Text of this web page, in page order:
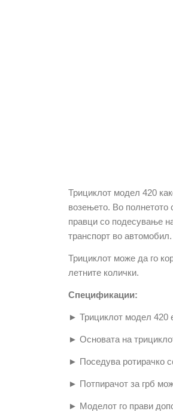
Трициклот модел 420
возењето. Во полнетото
правци со подесување
транспорт во автомобил.
Трициклот може да го
летните колички.
Спецификации:
► Трициклот модел 420
► Основата на
► Поседува ротирачко
► Потпирачот за грб
► Моделот го прави